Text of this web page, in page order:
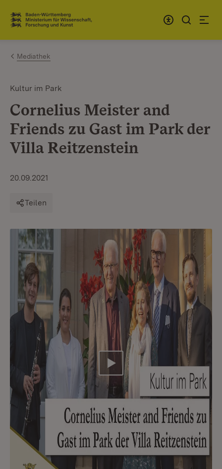
Zum Inhalt springen
Link zur Startseite
Mediathek
Kultur im Park
Cornelius Meister and
Friends zu Gast im Park der
Villa Reitzenstein
20.09.2021
Teilen
Video abspielen